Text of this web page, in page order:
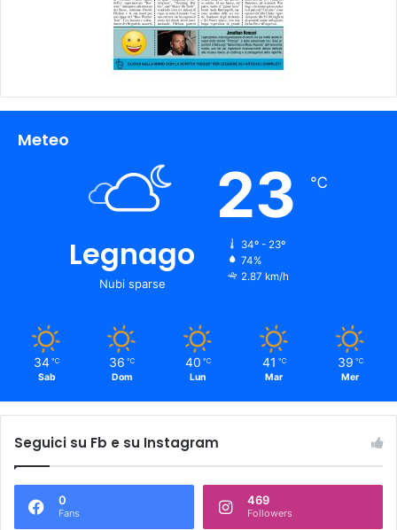
Meteo
Legnago
Nubi sparse
23 ℃
34º - 23º
74%
2.87 km/h
34 ℃
Sab
36 ℃
Dom
40 ℃
Lun
41 ℃
Mar
39 ℃
Mer
Seguici su Fb e su Instagram
0
Fans
469
Followers